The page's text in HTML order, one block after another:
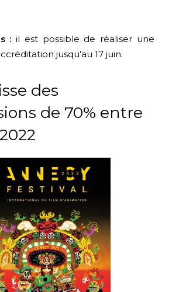
: il est possible de réaliser une
jusqu’au 17 juin.
des
de 70% entre